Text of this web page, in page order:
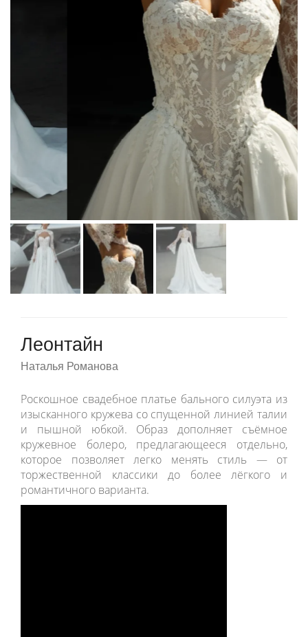
Olivia Bottega
О салоне
Леонтайн
Наталья Романова
Роскошное свадебное платье бального силуэта из
изысканного кружева со спущенной линией талии
и пышной юбкой. Образ дополняет съёмное
кружевное болеро, предлагающееся отдельно,
которое позволяет легко менять стиль — от
торжественной классики до более лёгкого и
романтичного варианта.